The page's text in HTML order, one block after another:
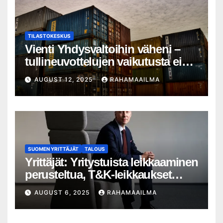
TILASTOKESKUS
Vienti Yhdysvaltoihin väheni –
tullineuvottelujen vaikutusta ei
silti näy
AUGUST 12, 2025 RAHAMAAILMA
SUOMEN YRITTÄJÄT TALOUS
Yrittäjät: Yritystuista leikkaaminen
perusteltua, T&K-leikkaukset
lyhytnäköistä kasvupolitiikkaa
AUGUST 6, 2025 RAHAMAAILMA